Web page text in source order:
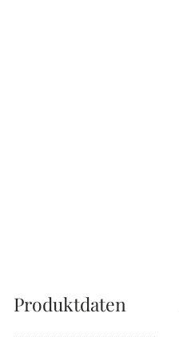
Produktdaten